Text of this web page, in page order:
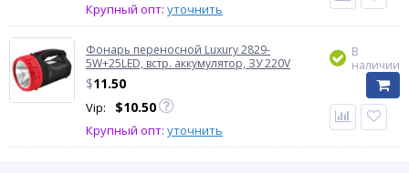
Крупный опт: уточнить
Фонарь переносной Luxury 2829-
5W+25LED, встр. аккумулятор, ЗУ 220V
$11.50
Vip: $10.50
Крупный опт: уточнить
В
наличии